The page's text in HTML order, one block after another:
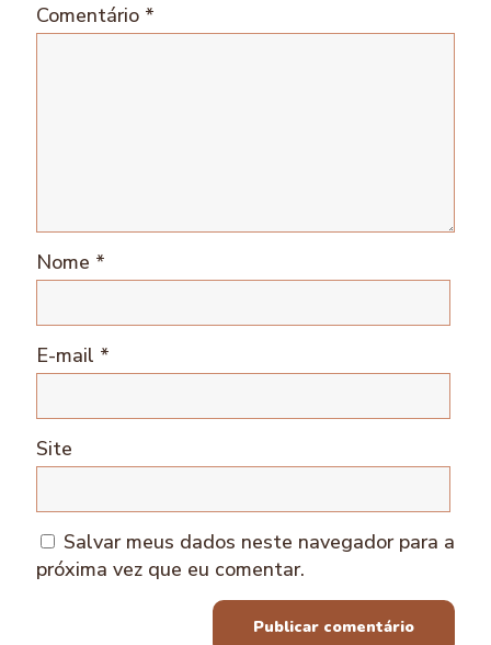
Comentário *
Nome *
E-mail *
Site
Salvar meus dados neste navegador para a
próxima vez que eu comentar.